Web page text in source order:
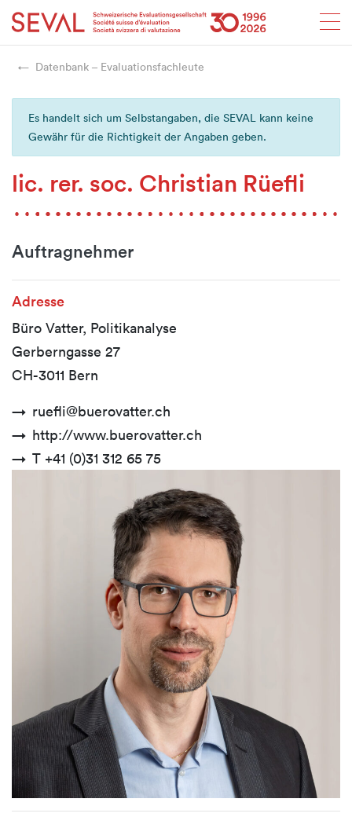
Startseite
Weiter zur Hauptnavigation
Weiter zum Inhalt
Weiter zur Kontaktseite
Weiter zur Sitemap
Weiter zur Suche
Weiter zum Login SEVAL
Datenbank – Evaluationsfachleute
Es handelt sich um Selbstangaben, die SEVAL kann keine
Gewähr für die Richtigkeit der Angaben geben.
lic. rer. soc. Christian Rüefli
Auftragnehmer
Adresse
Büro Vatter, Politikanalyse
Gerberngasse 27
CH-3011 Bern
ruefli@buerovatter.ch
http://www.buerovatter.ch
T +41 (0)31 312 65 75